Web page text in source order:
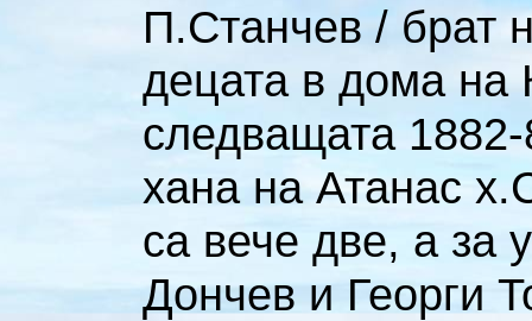
П.Станчев / брат
децата в дома на
следващата 1882-
хана на Атанас
са вече две, а за
Дончев и Георги